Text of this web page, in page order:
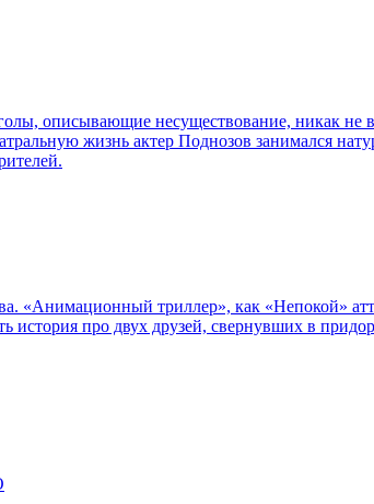
описывающие несуществование, никак
жизнь актер Поднозов занимался
триллер», как «Непокой»
история про двух друзей, свернувших в